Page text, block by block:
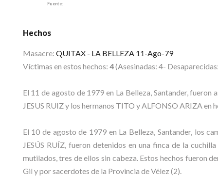
Fuente:
Hechos
Masacre: QUITAX - LA BELLEZA 11-Ago-79
Víctimas en estos hechos: 4(Asesinadas: 4-
El 11 de agosto de 1979 en La Belleza, Santander,
JESUS RUIZ y los hermanos TITO y ALFONSO ARIZA
El 10 de agosto de 1979 en La Belleza, Santander, los
JESÚS RUÍZ, fueron detenidos en una finca de la
mutilados, tres de ellos sin cabeza. Estos hechos fueron
Gil y por sacerdotes de la Provincia de Vélez (2).